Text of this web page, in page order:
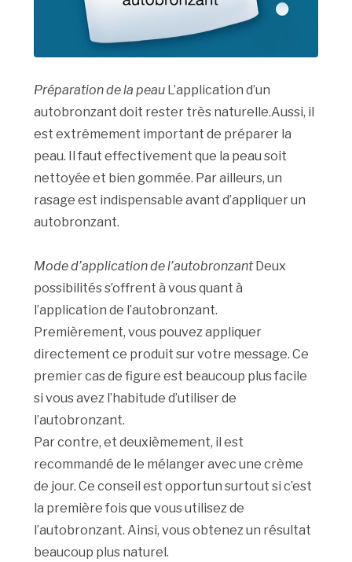
Préparation de la peau L’application d’un
autobronzant doit rester très naturelle.Aussi, il
est extrêmement important de préparer la
peau. Il faut effectivement que la peau soit
nettoyée et bien gommée. Par ailleurs, un
rasage est indispensable avant d’appliquer un
autobronzant.
Mode d’application de l’autobronzantDeux
possibilités s’offrent à vous quant à
l’application de l’autobronzant.
Premièrement, vous pouvez appliquer
directement ce produit sur votre message. Ce
premier cas de figure est beaucoup plus facile
si vous avez l’habitude d’utiliser de
l’autobronzant.
Par contre, et deuxièmement, il est
recommandé de le mélanger avec une crème
de jour. Ce conseil est opportun surtout si c’est
la première fois que vous utilisez de
l’autobronzant. Ainsi, vous obtenez un résultat
beaucoup plus naturel.